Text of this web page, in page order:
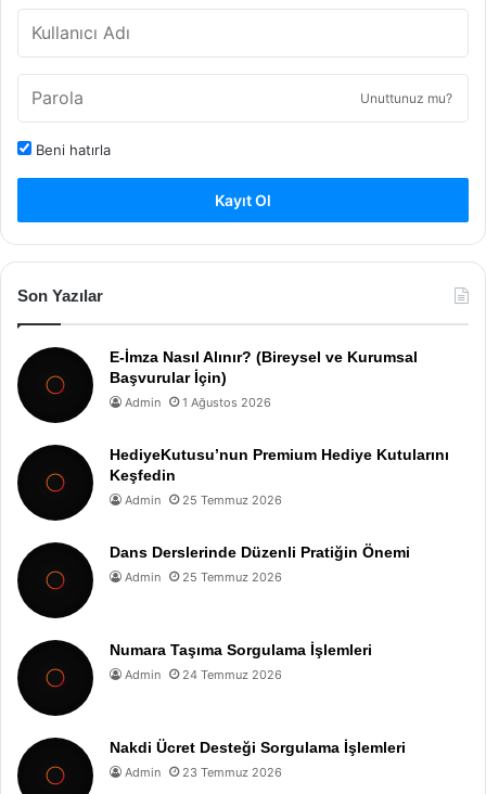
Unuttunuz mu?
Beni hatırla
Kayıt Ol
Son Yazılar
E-İmza Nasıl Alınır? (Bireysel ve Kurumsal
Başvurular İçin)
Admin 1 Ağustos 2026
HediyeKutusu’nun Premium Hediye Kutularını
Keşfedin
Admin 25 Temmuz 2026
Dans Derslerinde Düzenli Pratiğin Önemi
Admin 25 Temmuz 2026
Numara Taşıma Sorgulama İşlemleri
Admin 24 Temmuz 2026
Nakdi Ücret Desteği Sorgulama İşlemleri
Admin 23 Temmuz 2026